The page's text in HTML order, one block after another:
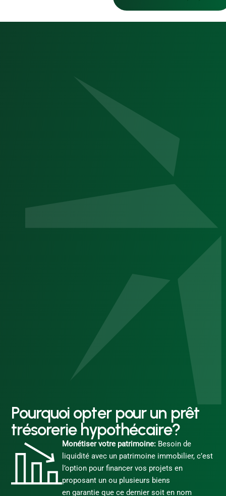
Pourquoi opter pour un prêt
trésorerie hypothécaire?
Monétiser votre patrimoine: Besoin de
liquidité avec un patrimoine immobilier, c’est
l’option pour financer vos projets en
proposant un ou plusieurs biens
en garantie que ce dernier soit en nom